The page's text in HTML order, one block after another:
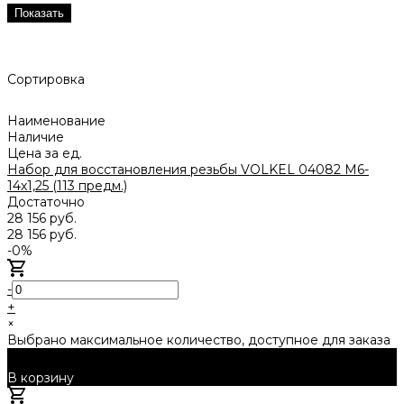
Показать
Сортировка
Наименование
Наличие
Цена за ед.
Набор для восстановления резьбы VOLKEL 04082 M6-
14х1,25 (113 предм.)
Достаточно
28 156 руб.
28 156 руб.
-0%
-
+
×
Выбрано максимальное количество, доступное для заказа
В корзину